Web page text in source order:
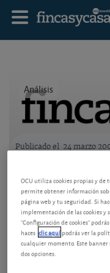
Análisis
Publicado el 24 marzo
¿Qué hacer
Cómo reaccionar
peligrosas.
indemnización.
OCU utiliza cookies propias y de
permite obtener información
página web y tu seguridad. Si
implementación de las cookies y
"Configuración de cookies"
haces clic aquípodrás ver la
cualquier momento. Este banner
dos opciones.